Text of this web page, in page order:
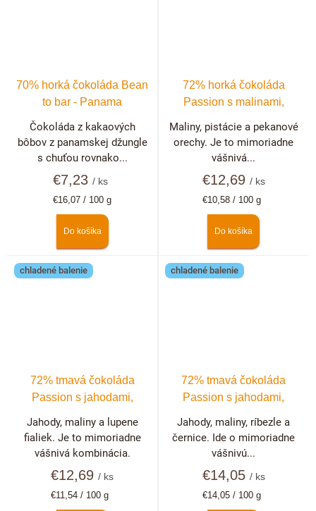
70% horká čokoláda Bean
to bar - Panama
€7,23/ ks
Jednotková
€16,07 / 100 g
Do košíka
Čokoláda z kakaových
bôbov z panamskej džungle
s chuťou rovnako...
72% horká čokoláda
Passion s malinami,
orechmi
€12,69 / ks
Jednotková
€10,58 / 100 g
Do košíka
Maliny, pistácie a pekanové
orechy. Je to mimoriadne
vášnivá...
chladené balenie
72% tmavá čokoláda
Passion s jahodami,
€12,69/ ks
Jednotková
€11,54 / 100 g
Jahody, maliny a lupene
fialiek. Je to mimoriadne
vášnivá kombinácia.
chladené balenie
72% tmavá čokoláda
Passion s jahodami,
ríbezľami
€14,05 / ks
Jednotková
€14,05 / 100 g
Jahody, maliny, ríbezle a
černice. Ide o mimoriadne
vášnivú...